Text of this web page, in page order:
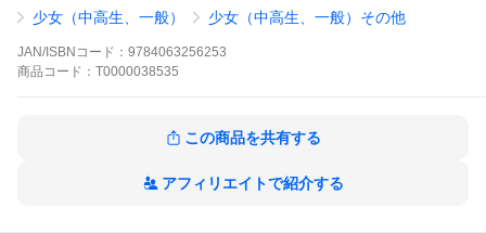
少女（中高生、一般）
少女（中高生、一般）その他
JAN/ISBNコード： 9784063256253
商品 コード： T0000038535
この商品を共有する
アフィリエイトで紹介する